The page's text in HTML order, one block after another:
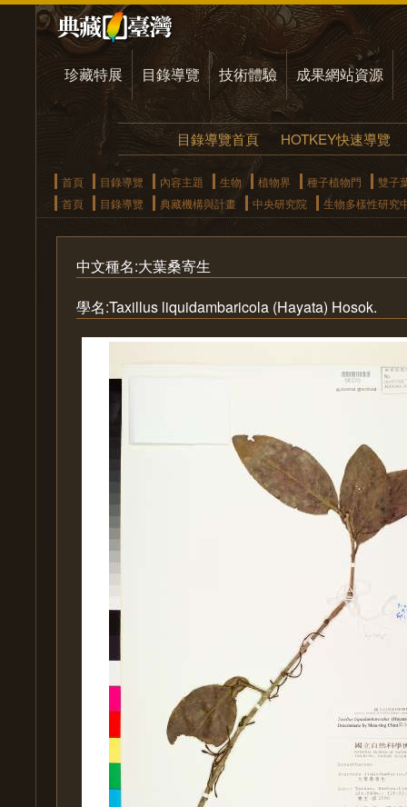
珍藏特展 目錄導覽 技術體驗 成果網站資源
目錄導覽首頁 HOTKEY快速導覽
首頁 目錄導覽 內容主題 生物 植物界 種子植物門
雙子
首頁
目錄導覽 典藏機構與計畫 中央研究院 生物多樣性研究
中文種名:大葉桑寄生
學名:Taxillus liquidambaricola (Hayata) Hosok.